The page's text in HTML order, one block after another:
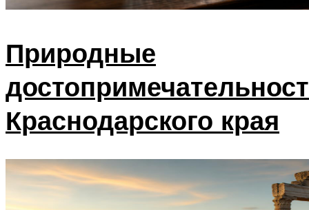
Природные
Краснодарского края